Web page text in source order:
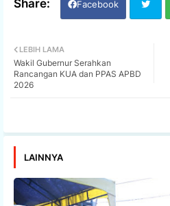
Facebook
LEBIH LAMA
Wakil Gubernur Serahkan
Rancangan KUA dan PPAS APBD
2026
LAINNYA